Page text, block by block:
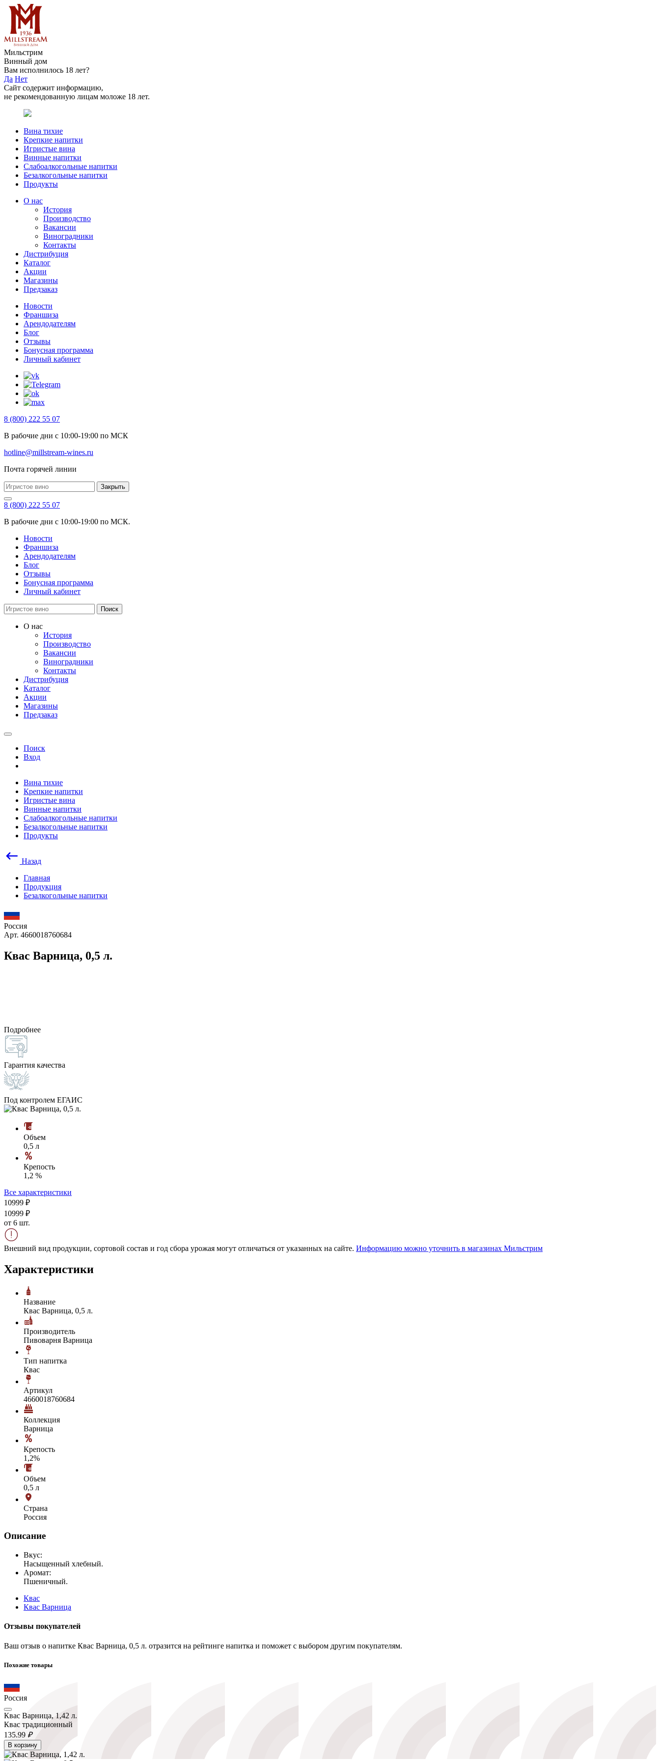
Мильстрим
Винный дом
Вам исполнилось 18 лет?
Да Нет
Сайт содержит информацию,
не рекомендованную лицам моложе 18 лет.
Вина тихие
Крепкие напитки
Игристые вина
Винные напитки
Слабоалкогольные напитки
Безалкогольные напитки
Продукты
О нас
История
Производство
Вакансии
Виноградники
Контакты
Дистрибуция
Каталог
Акции
Магазины
Предзаказ
Новости
Франшиза
Арендодателям
Блог
Отзывы
Бонусная программа
Личный кабинет
8 (800) 222 55 07
В рабочие дни с 10:00-19:00 по МСК
hotline@millstream-wines.ru
Почта горячей линии
Закрыть
8 (800) 222 55 07
В рабочие дни с 10:00-19:00 по МСК.
Новости
Франшиза
Арендодателям
Блог
Отзывы
Бонусная программа
Личный кабинет
Поиск
О нас
История
Производство
Вакансии
Виноградники
Контакты
Дистрибуция
Каталог
Акции
Магазины
Предзаказ
Поиск
Вход
Вина тихие
Крепкие напитки
Игристые вина
Винные напитки
Слабоалкогольные напитки
Безалкогольные напитки
Продукты
Назад
Главная
Продукция
Безалкогольные напитки
Россия
Арт. 4660018760684
Квас Варница, 0,5 л.
Подробнее
Гарантия качества
Под контролем ЕГАИС
Объем
0,5 л
Крепость
1,2 %
Все характеристики
10999 ₽
10999 ₽
от 6 шт.
Внешний вид продукции, сортовой состав и год сбора урожая могут отличаться от указанных на сайте. Информацию можно уточнить в магазинах Мильстрим
Характеристики
Название
Квас Варница, 0,5 л.
Производитель
Пивоварня Варница
Тип напитка
Квас
Артикул
4660018760684
Коллекция
Варница
Крепость
1,2%
Объем
0,5 л
Страна
Россия
Описание
Вкус:
Насыщенный хлебный.
Аромат:
Пшеничный.
Квас
Квас Варница
Отзывы покупателей
Ваш отзыв о напитке Квас Варница, 0,5 л. отразится на рейтинге напитка и поможет с выбором другим покупателям.
Похожие товары
Россия
Квас Варница, 1,42 л.
Квас традиционный
135.99 ₽
В корзину